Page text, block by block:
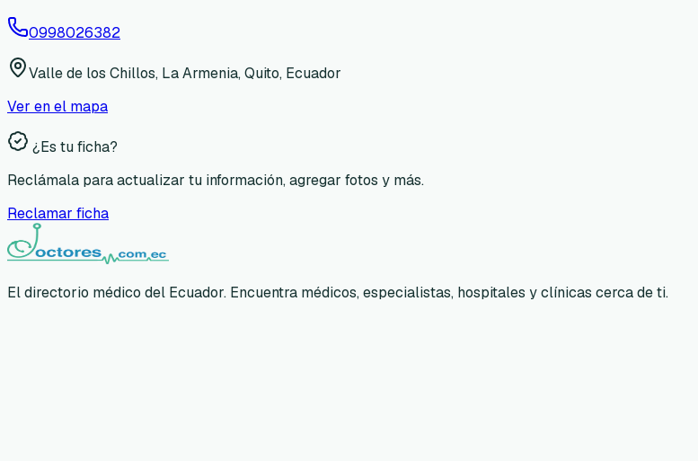
0998026382
Valle de los Chillos, La Armenia, Quito, Ecuador
Ver en el mapa
¿Es tu ficha?
Reclámala para actualizar tu información, agregar fotos y más.
Reclamar ficha
El directorio médico del Ecuador. Encuentra médicos, especialistas, hospitales y clínicas cerca de ti.